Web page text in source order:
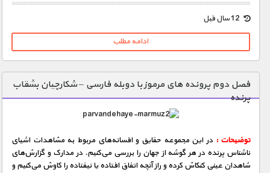
1900 تومان – خريد لينک دانلود (افزودن به سبد خريد)
ادامه مطلب
فصل دوم پرونده های مرموز با دوبله فارسی – شکارچیان بشقاب
پرنده
توضیحات :در این مجموعه حقایق و افسانه‌های مربوط به مشاهدات اشیای
ناشناس پرنده در هر گوشه از جهان را بررسی می‌كنیم. در مدارک و گزارش‌های
شاهدان عینی كنكاش كرده و راز آنچه اتفاق‌ افتاده یا نیفتاده را کاوش می‌كنیم و